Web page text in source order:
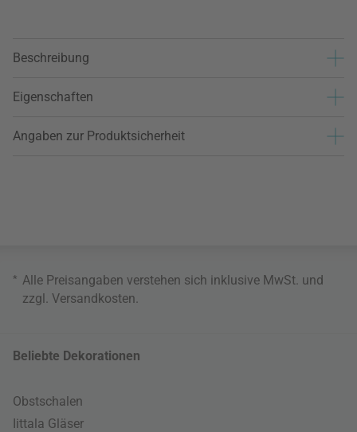
Beschreibung
Eigenschaften
Angaben zur Produktsicherheit
* Alle Preisangaben verstehen sich inklusive MwSt. und
zzgl. Versandkosten
Beliebte Dekorationen
Obstschalen
Iittala Gläser